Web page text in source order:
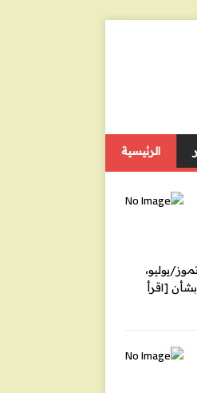
الرئيسية
يوليو،
[اقرأ